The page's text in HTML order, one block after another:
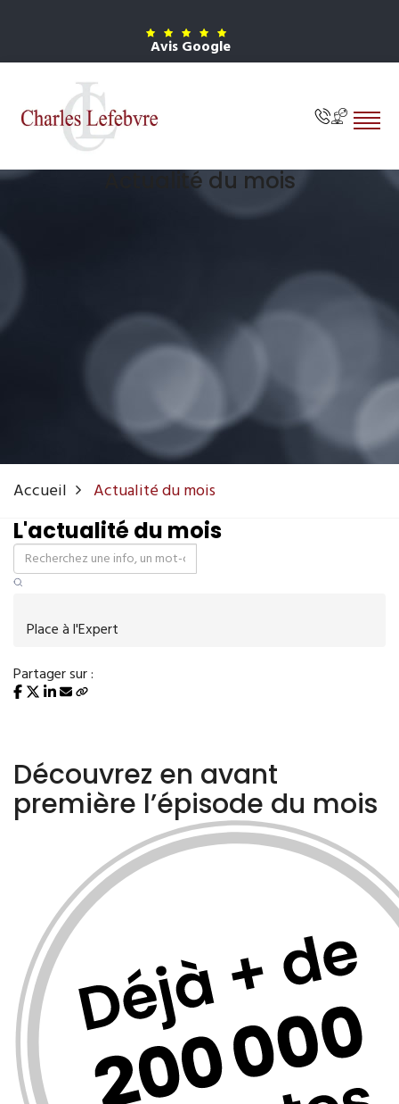
Avis Google
Actualité du mois
Accueil Actualité du mois
L'actualité du mois
Place à l'Expert
Partager sur :
Découvrez en avant
première l’épisode du mois